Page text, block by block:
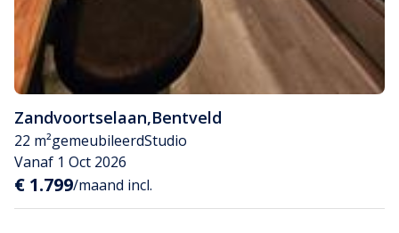
Zandvoortselaan,Bentveld
22 m²gemeubileerdStudio
Vanaf 1 Oct 2026
€ 1.799/maand incl.